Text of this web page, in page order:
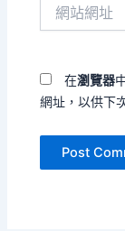
在瀏覽器
網址，以供下